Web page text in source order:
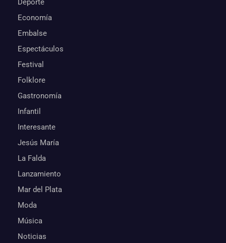
Deporte
Economía
Embalse
Espectáculos
Festival
Folklore
Gastronomía
Infantil
Interesante
Jesús María
La Falda
Lanzamiento
Mar del Plata
Moda
Música
Noticias